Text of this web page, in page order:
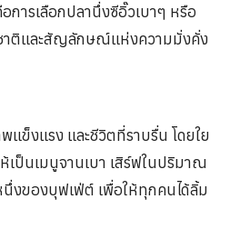
การเลือกปลานึ่งซีอิ๊วเบาๆ หรือ
าติและสัญลักษณ์แห่งความมั่งคั่ง
ข็งแรง และชีวิตที่ราบรื่น โดยใย
ป็นเมนูจานเบา เสิร์ฟในปริมาณ
งของบุฟเฟ่ต์ เพื่อให้ทุกคนได้ลิ้ม